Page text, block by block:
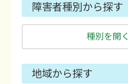
障害者種別から探す
種別を開く
地域から探す